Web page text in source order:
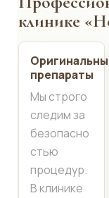
клинике
препараты
Мы строго
следим за
безопасно
стью
процедур.
В клинике